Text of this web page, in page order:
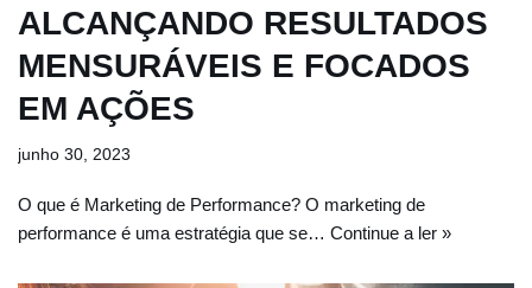
ALCANÇANDO RESULTADOS
MENSURÁVEIS E FOCADOS
EM AÇÕES
junho 30, 2023
O que é Marketing de Performance? O marketing de
performance é uma estratégia que se… Continue a ler »